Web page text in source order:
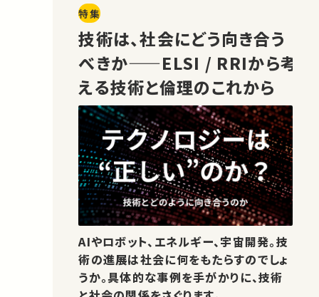
特集
技術は、社会にどう向き合う
べきか——ELSI / RRIから考
える技術と倫理のこれから
AIやロボット、エネルギー、宇宙開発。技
術の進展は社会に何をもたらすのでしょ
うか。具体的な事例を手がかりに、技術